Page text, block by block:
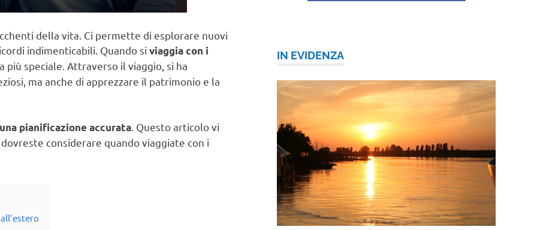
della vita. Ci permette di esplorare nuovi
indimenticabili. Quando si viaggia con i
più speciale. Attraverso il viaggio, si ha
ma anche di apprezzare il patrimonio e la
pianificazione accurata . Questo articolo vi
considerare quando viaggiate con i
IN EVIDENZA